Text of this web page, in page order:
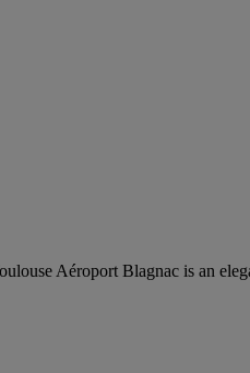
Aéroport Blagnac is an